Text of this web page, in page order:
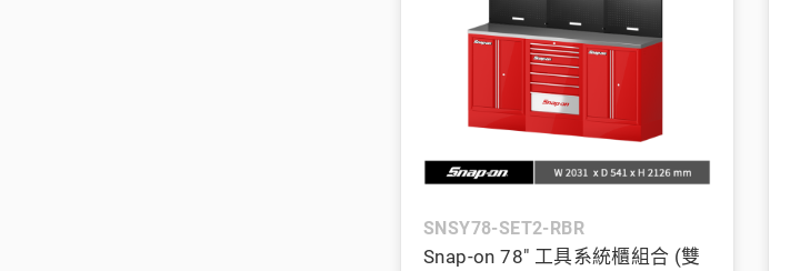
SNSY78-SET2-RBR
Snap-on 78" 工具系統櫃組合 (雙